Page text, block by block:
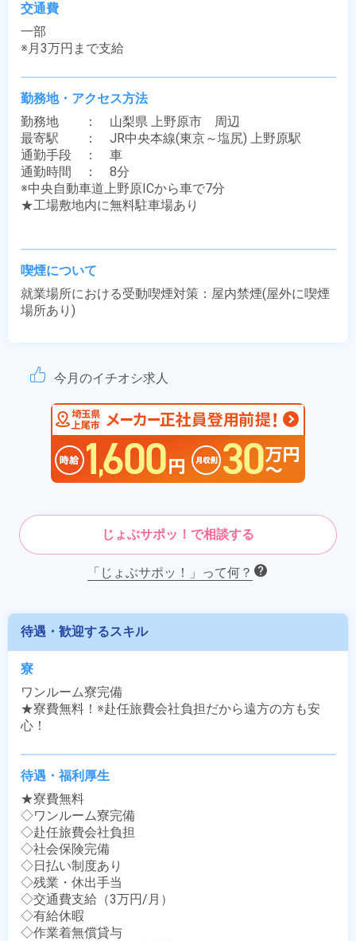
交通費
一部
※月3万円まで支給
勤務地・アクセス方法
勤務地　　：　山梨県 上野原市　周辺
最寄駅　　：　JR中央本線(東京～塩尻) 上野原駅
通勤手段　：　車
通勤時間　：　8分
※中央自動車道上野原ICから車で7分
★工場敷地内に無料駐車場あり
喫煙について
就業場所における受動喫煙対策：屋内禁煙(屋外に喫煙
場所あり)
今月のイチオシ求人
じょぶサポッ！で相談する
「じょぶサポッ！」って何？
待遇・歓迎するスキル
寮
ワンルーム寮完備
★寮費無料！※赴任旅費会社負担だから遠方の方も安
心！
待遇・福利厚生
★寮費無料
◇ワンルーム寮完備
◇赴任旅費会社負担
◇社会保険完備
◇日払い制度あり
◇残業・休出手当
◇交通費支給（3万円/月）
◇有給休暇
◇作業着無償貸与